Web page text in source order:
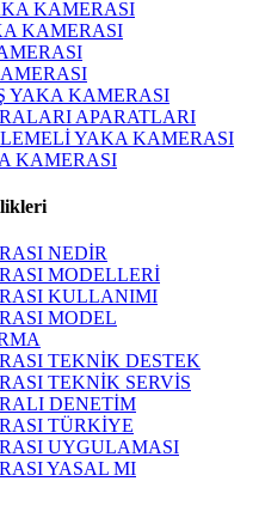
KAMERASI
KAMERASI
YAKA KAMERASI
APARATLARI
YAKA KAMERASI
KAMERASI
NEDİR
MODELLERİ
KULLANIMI
MODEL
TEKNİK DESTEK
TEKNİK SERVİS
DENETİM
TÜRKİYE
UYGULAMASI
YASAL MI